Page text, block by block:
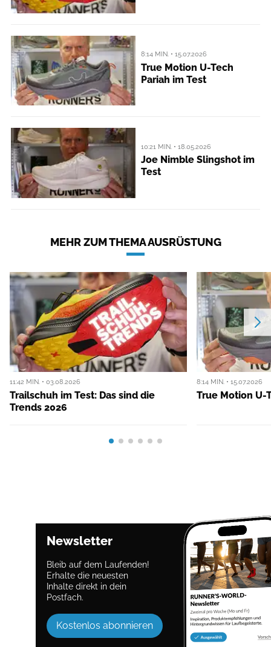
8:14 MIN. • 15.07.2026
True Motion U-Tech
Pariah im Test
10:21 MIN. • 18.05.2026
Joe Nimble Slingshot im
Test
MEHR ZUM THEMA AUSRÜSTUNG
11:42 MIN. • 03.08.2026
Trailschuh im Test: Das sind die
Trends 2026
8:14 MIN. • 15.07.2026
True Motion U-
Newsletter
Bleib auf dem Laufenden!
Erhalte die neuesten
Inhalte direkt in dein
Postfach.
Kostenlos abonnieren